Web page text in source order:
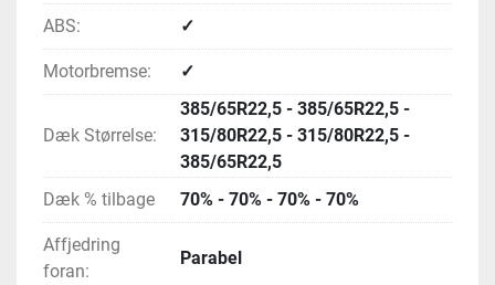
ABS: ✓
Motorbremse: ✓
Dæk Størrelse:
385/65R22,5 - 385/65R22,5 -
315/80R22,5 - 315/80R22,5 -
385/65R22,5
Dæk % tilbage
70% - 70% - 70% - 70%
Affjedring
foran:
Parabel